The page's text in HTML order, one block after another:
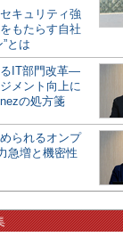
キュリティ強
もたらす自社
とは
IT部門改革―
メント向上に
の処方箋
られるオンプ
急増と機密性